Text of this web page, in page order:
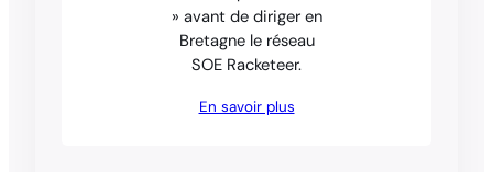
» avant de diriger en
Bretagne le réseau
SOE Racketeer.
En savoir plus